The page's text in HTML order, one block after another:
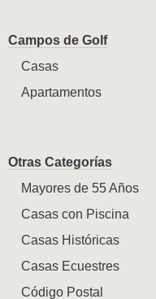
Campos de Golf
Casas
Apartamentos
Otras Categorías
Mayores de 55 Años
Casas con Piscina
Casas Históricas
Casas Ecuestres
Código Postal